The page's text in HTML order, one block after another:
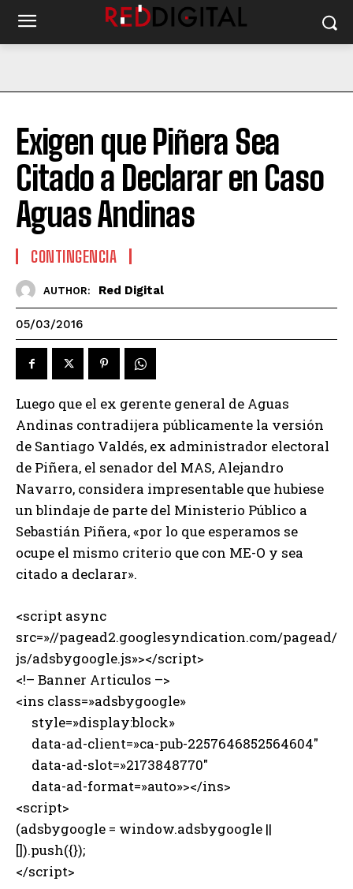
Exigen que Piñera Sea
Citado a Declarar en Caso
Aguas Andinas
CONTINGENCIA
AUTHOR: Red Digital
05/03/2016
Luego que el ex gerente general de Aguas
Andinas contradijera públicamente la versión
de Santiago Valdés, ex administrador electoral
de Piñera, el senador del MAS, Alejandro
Navarro, considera impresentable que hubiese
un blindaje de parte del Ministerio Público a
Sebastián Piñera, «por lo que esperamos se
ocupe el mismo criterio que con ME-O y sea
citado a declarar».
<script async
src=»//pagead2.googlesyndication.com/pagead/
js/adsbygoogle.js»></script>
<!– Banner Articulos –>
<ins class=»adsbygoogle»
style=»display:block»
data-ad-client=»ca-pub-2257646852564604″
data-ad-slot=»2173848770″
data-ad-format=»auto»></ins>
<script>
(adsbygoogle = window.adsbygoogle ||
[]).push({});
</script>